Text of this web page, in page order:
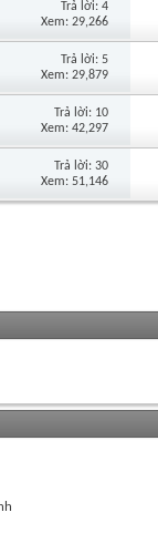
Trả lời: 4
Xem: 29,266
Trả lời: 5
Xem: 29,879
Trả lời: 10
Xem: 42,297
Trả lời: 30
Xem: 51,146